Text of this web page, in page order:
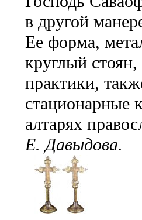
в другой
Ее форма,
круглый
практики,
стационарные
алтарях
Е. Давыдова.